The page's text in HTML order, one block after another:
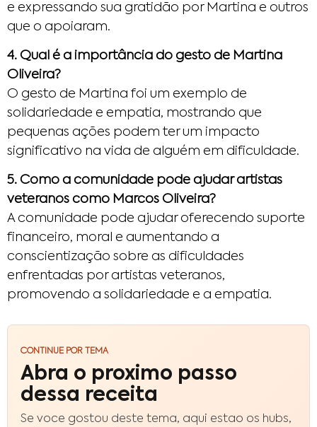
e expressando sua gratidão por Martina e outros
que o apoiaram.
4. Qual é a importância do gesto de Martina
Oliveira?
O gesto de Martina foi um exemplo de
solidariedade e empatia, mostrando que
pequenas ações podem ter um impacto
significativo na vida de alguém em dificuldade.
5. Como a comunidade pode ajudar artistas
veteranos como Marcos Oliveira?
A comunidade pode ajudar oferecendo suporte
financeiro, moral e aumentando a
conscientização sobre as dificuldades
enfrentadas por artistas veteranos,
promovendo a solidariedade e a empatia.
CONTINUE POR TEMA
Abra o proximo passo
dessa receita
Se voce gostou deste tema, aqui estao os hubs,